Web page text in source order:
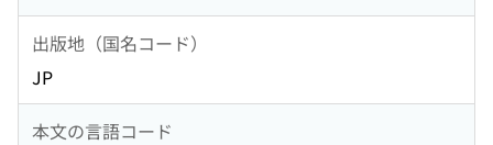
出版地（国名コード）
JP
本文の言語コード